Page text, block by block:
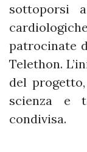
sottoporsi
patrocinate
Telethon.
del
scienza e
condivisa.